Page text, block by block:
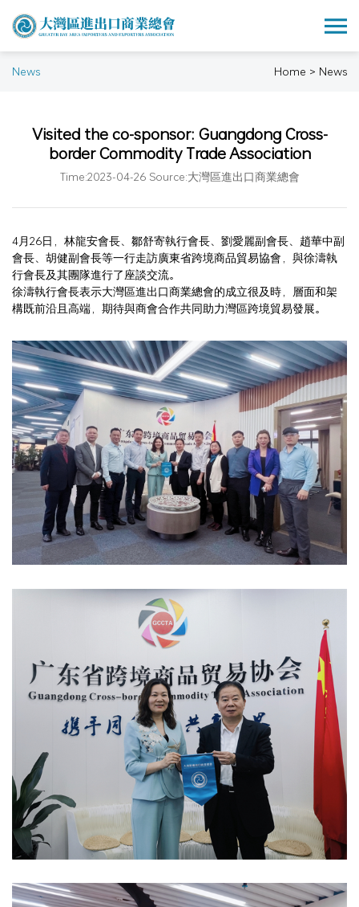
News Home > News
Visited the co-sponsor: Guangdong Cross-
border Commodity Trade Association
Time:2023-04-26 Source:大灣區進出口商業總會
4月26日，林龍安會長、鄒舒寄執行會長、劉愛麗副會長、趙華中副
會長、胡健副會長等一行走訪廣東省跨境商品貿易協會，與徐濤執
行會長及其團隊進行了座談交流。
徐濤執行會長表示大灣區進出口商業總會的成立很及時，層面和架
構既前沿且高端，期待與商會合作共同助力灣區跨境貿易發展。